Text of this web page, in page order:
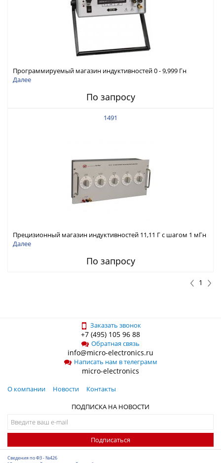
Программируемый магазин индуктивностей 0 - 9,999 Гн
Далее
По запросу
1491
Прецизионный магазин индуктивностей 11,11 Г с шагом 1 мГн
или 100 мкГн
Далее
По запросу
1
Заказать звонок
+7 (495) 105 96 88
Обратная связь
info@micro-electronics.ru
Написать нам в телеграмм
micro-electronics
О компании Новости
Контакты
ПОДПИСКА НА НОВОСТИ
Подписаться
Сведения по ФЗ - №426